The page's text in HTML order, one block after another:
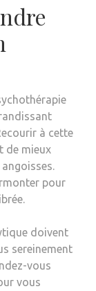
à cette
de mieux
pour
doivent
sereinement
vous
vous